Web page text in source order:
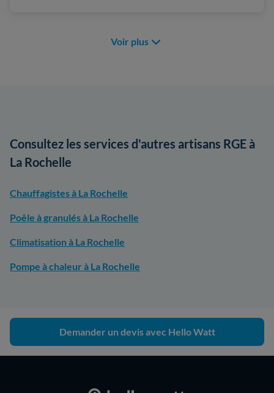
Voir plus
Consultez les services d'autres artisans RGE à
La Rochelle
Chauffagistes à La Rochelle
Poêle à granulés à La Rochelle
Climatisation à La Rochelle
Pompe à chaleur à La Rochelle
Demander un devis avec Hello Watt